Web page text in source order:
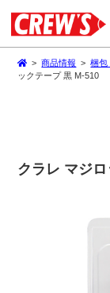
>商品情報 >梱包
ックテープ 黒 M-510
クラレ マジ